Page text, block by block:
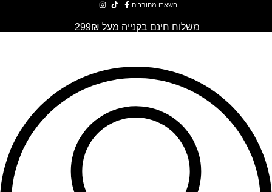
השארו מחוברים
משלוח חינם בקנייה מעל 299₪